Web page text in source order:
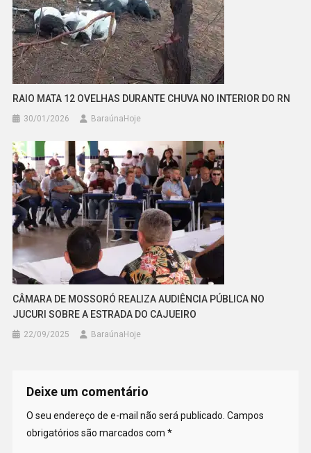
RAIO MATA 12 OVELHAS DURANTE CHUVA NO INTERIOR DO RN
30/01/2026 BaraúnaHoje
CÂMARA DE MOSSORÓ REALIZA AUDIÊNCIA PÚBLICA NO
JUCURI SOBRE A ESTRADA DO CAJUEIRO
22/09/2025 BaraúnaHoje
Deixe um comentário
O seu endereço de e-mail não será publicado. Campos
obrigatórios são marcados com *